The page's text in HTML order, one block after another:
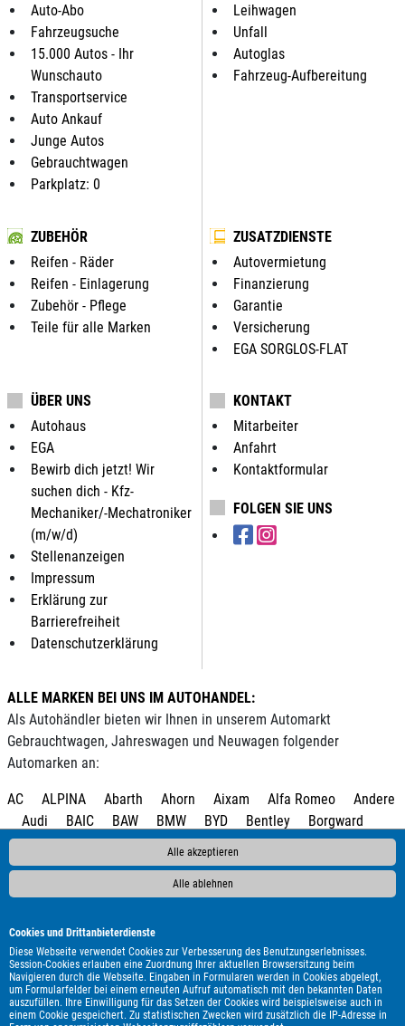
Alle akzeptieren
Alle ablehnen
Cookies und Drittanbieterdienste
Diese Webseite verwendet Cookies zur Verbesserung des Benutzungserlebnisses.
Session-Cookies erlauben eine Zuordnung Ihrer aktuellen Browsersitzung beim
Navigieren durch die Webseite. Eingaben in Formularen werden in Cookies abgelegt,
um Formularfelder bei einem erneuten Aufruf automatisch mit den bekannten Daten
auszufüllen. Ihre Einwilligung für das Setzen der Cookies wird beispielsweise auch in
einem Cookie gespeichert. Zu statistischen Zwecken wird zusätzlich die IP-Adresse in
Auto-Abo
Fahrzeugsuche
15.000 Autos - Ihr
Wunschauto
Transportservice
Auto Ankauf
Junge Autos
Gebrauchtwagen
Parkplatz: 0
Leihwagen
Unfall
Autoglas
Fahrzeug-Aufbereitung
ZUBEHÖR
Reifen - Räder
Reifen - Einlagerung
Zubehör - Pflege
Teile für alle Marken
ZUSATZDIENSTE
Autovermietung
Finanzierung
Garantie
Versicherung
EGA SORGLOS-FLAT
ÜBER UNS
Autohaus
EGA
Bewirb dich jetzt! Wir
suchen dich - Kfz-
Mechaniker/-Mechatroniker
(m/w/d)
Stellenanzeigen
Impressum
Erklärung zur
Barrierefreiheit
Datenschutzerklärung
KONTAKT
Mitarbeiter
Anfahrt
Kontaktformular
FOLGEN SIE UNS
ALLE MARKEN BEI UNS IM AUTOHANDEL:
Als Autohändler bieten wir Ihnen in unserem Automarkt
Gebrauchtwagen, Jahreswagen und Neuwagen folgender
Automarken an:
AC ALPINA Abarth Ahorn Aixam Alfa Romeo
Andere
Audi
BAIC BAW BMW BYD Bentley
Borgward
Bürstner
Cadillac Carado Carthago
Chausson
Chevrolet
Citroën Clever Corvette Cupra DAF
DFM
Dacia Dodge
Geely
Genesis HYMER / ERIBA / HYMERCAR
Davidson
Hobby Honda Hyundai Infiniti Isuzu
Itineo
Iveco
JAC Jaecoo Jaguar Jeep KGM Kia
Knaus
LMC
Lada Land Rover Leapmotor Lexus MAN
MF
MG
MINI Malibu Maserati Maxus Mazda